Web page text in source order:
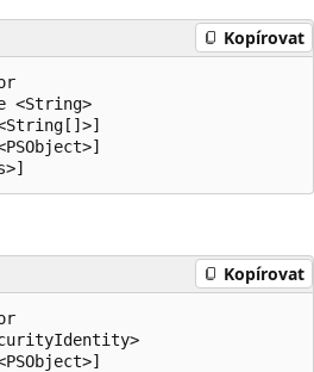
Kopírovat
<String>
Kopírovat